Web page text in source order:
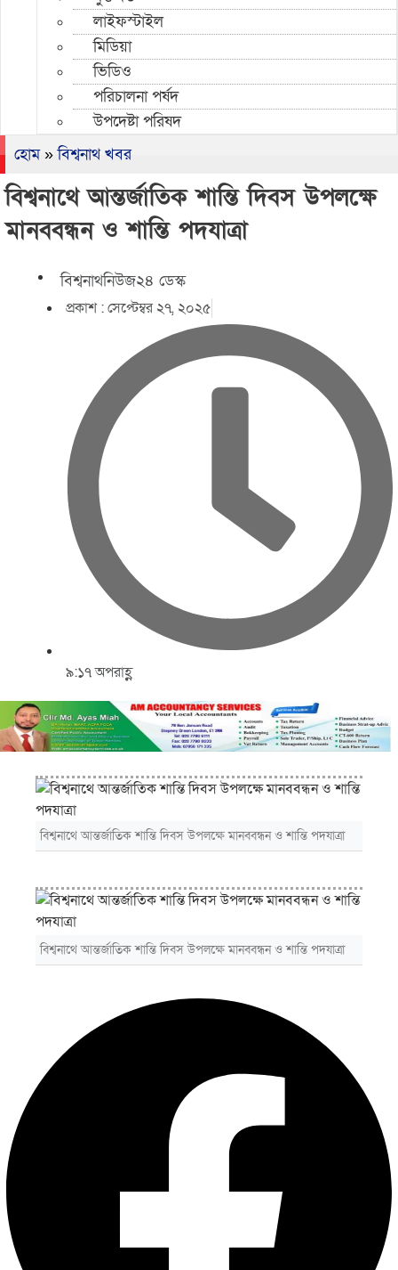
লাইফস্টাইল
মিডিয়া
ভিডিও
পরিচালনা পর্ষদ
উপদেষ্টা পরিষদ
হোম»বিশ্বনাথ খবর
বিশ্বনাথে আন্তর্জাতিক শান্তি দিবস উপলক্ষে
মানববন্ধন ও শান্তি পদযাত্রা
বিশ্বনাথনিউজ২৪ ডেস্ক
প্রকাশ :সেপ্টেম্বর ২৭, ২০২৫
৯:১৭ অপরাহ্ণ
বিশ্বনাথে আন্তর্জাতিক শান্তি দিবস উপলক্ষে মানববন্ধন ও শান্তি পদযাত্রা
বিশ্বনাথে আন্তর্জাতিক শান্তি দিবস উপলক্ষে মানববন্ধন ও শান্তি পদযাত্রা